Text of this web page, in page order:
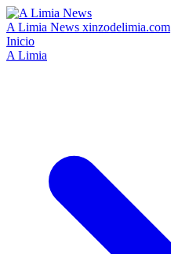
A Limia News xinzodelimia.com
Inicio
A Limia